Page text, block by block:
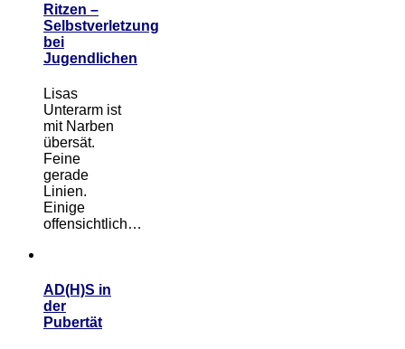
Ritzen –
Selbstverletzung
bei
Jugendlichen
Lisas
Unterarm ist
mit Narben
übersät.
Feine
gerade
Linien.
Einige
offensichtlich…
AD(H)S in
der
Pubertät